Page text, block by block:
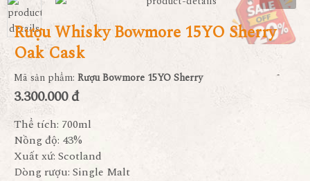
Rượu Whisky Bowmore 15YO Sherry
Oak Cask
Mã sản phẩm: Rượu Bowmore 15YO Sherry
3.300.000 đ
Thể tích: 700ml
Nồng độ: 43%
Xuất xứ: Scotland
Dòng rượu: Single Malt